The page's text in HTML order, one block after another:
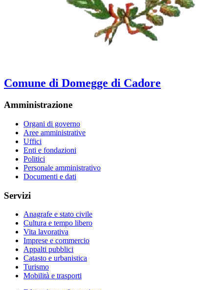
Comune di Domegge di Cadore
Amministrazione
Organi di governo
Aree amministrative
Uffici
Enti e fondazioni
Politici
Personale amministrativo
Documenti e dati
Servizi
Anagrafe e stato civile
Cultura e tempo libero
Vita lavorativa
Imprese e commercio
Appalti pubblici
Catasto e urbanistica
Turismo
Mobilità e trasporti